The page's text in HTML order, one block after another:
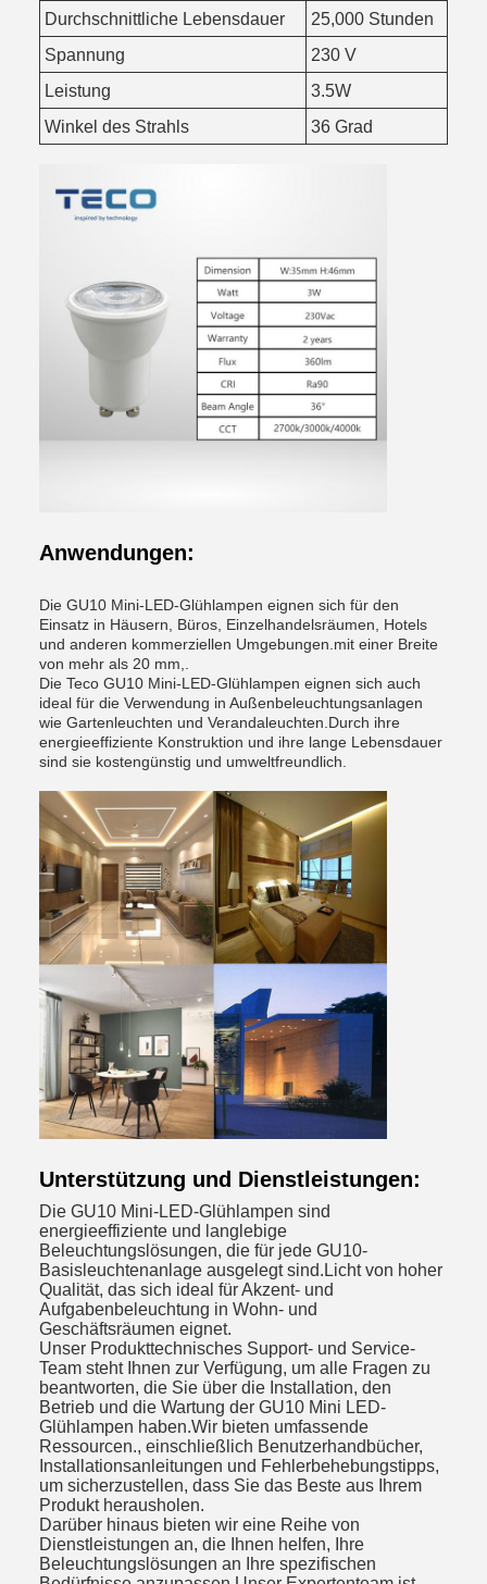
Durchschnittliche Lebensdauer
25,000 Stunden
Spannung
230 V
Leistung
3.5W
Winkel des Strahls
36 Grad
Anwendungen:
Die GU10 Mini-LED-Glühlampen eignen sich für den
Einsatz in Häusern, Büros, Einzelhandelsräumen, Hotels
und anderen kommerziellen Umgebungen.mit einer Breite
von mehr als 20 mm,.
Die Teco GU10 Mini-LED-Glühlampen eignen sich auch
ideal für die Verwendung in Außenbeleuchtungsanlagen
wie Gartenleuchten und Verandaleuchten.Durch ihre
energieeffiziente Konstruktion und ihre lange Lebensdauer
sind sie kostengünstig und umweltfreundlich.
Unterstützung und Dienstleistungen:
Die GU10 Mini-LED-Glühlampen sind
energieeffiziente und langlebige
Beleuchtungslösungen, die für jede GU10-
Basisleuchtenanlage ausgelegt sind.Licht von hoher
Qualität, das sich ideal für Akzent- und
Aufgabenbeleuchtung in Wohn- und
Geschäftsräumen eignet.
Unser Produkttechnisches Support- und Service-
Team steht Ihnen zur Verfügung, um alle Fragen zu
beantworten, die Sie über die Installation, den
Betrieb und die Wartung der GU10 Mini LED-
Glühlampen haben.Wir bieten umfassende
Ressourcen., einschließlich Benutzerhandbücher,
Installationsanleitungen und Fehlerbehebungstipps,
um sicherzustellen, dass Sie das Beste aus Ihrem
Produkt herausholen.
Darüber hinaus bieten wir eine Reihe von
Dienstleistungen an, die Ihnen helfen, Ihre
Beleuchtungslösungen an Ihre spezifischen